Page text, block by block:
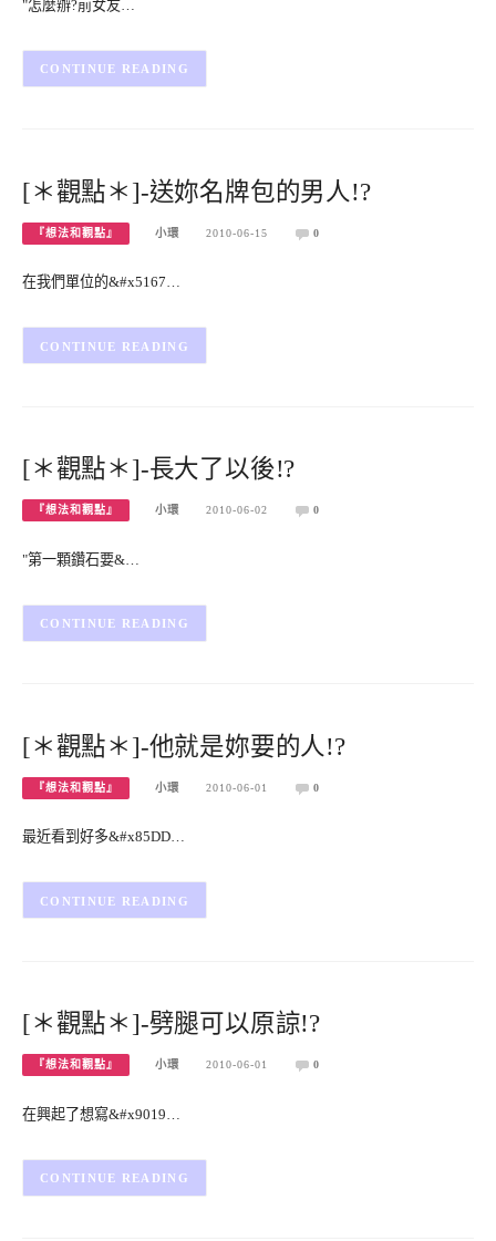
"怎麼辦?前女友…
CONTINUE READING
[＊觀點＊]-送妳名牌包的男人!?
『想法和觀點』 小環 2010-06-15 0
在我們單位的&#x5167…
CONTINUE READING
[＊觀點＊]-長大了以後!?
『想法和觀點』 小環 2010-06-02 0
"第一顆鑽石要&…
CONTINUE READING
[＊觀點＊]-他就是妳要的人!?
『想法和觀點』 小環 2010-06-01 0
最近看到好多&#x85DD…
CONTINUE READING
[＊觀點＊]-劈腿可以原諒!?
『想法和觀點』 小環 2010-06-01 0
在興起了想寫&#x9019…
CONTINUE READING